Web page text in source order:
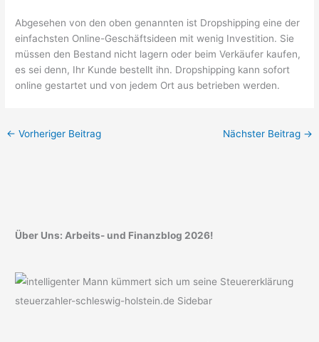
Abgesehen von den oben genannten ist Dropshipping eine der
einfachsten Online-Geschäftsideen mit wenig Investition. Sie
müssen den Bestand nicht lagern oder beim Verkäufer kaufen,
es sei denn, Ihr Kunde bestellt ihn. Dropshipping kann sofort
online gestartet und von jedem Ort aus betrieben werden.
← Vorheriger Beitrag Nächster Beitrag →
Über Uns: Arbeits- und Finanzblog 2026!